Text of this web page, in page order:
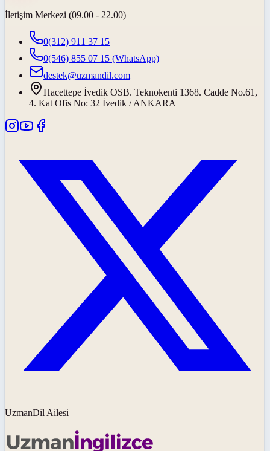
İletişim Merkezi (09.00 - 22.00)
0(312) 911 37 15
0(546) 855 07 15 (WhatsApp)
destek@uzmandil.com
Hacettepe İvedik OSB. Teknokenti 1368. Cadde No.61,
4. Kat Ofis No: 32 İvedik / ANKARA
UzmanDil Ailesi